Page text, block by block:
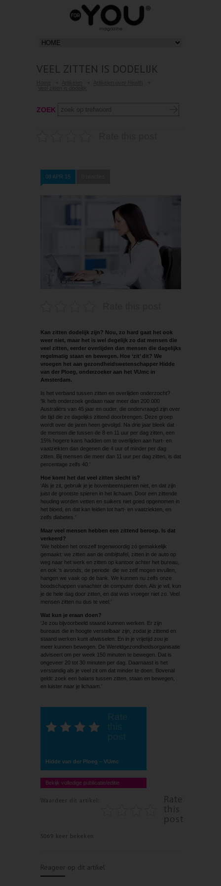
VEEL ZITTEN IS DODELIJK
ZOEK
08 APR 15
Kan zitten dodelijk zijn? Nou, zo hard gaat het ook
weer niet, maar het is wel degelijk zo dat mensen die
veel zitten, eerder overlijden dan mensen die dagelijks
regelmatig staan en bewegen. Hoe ‘zit’ dit? We
vroegen het aan gezondheidswetenschapper Hidde
van der Ploeg, onderzoeker aan het VUmc in
Amsterdam.
Is het verband tussen zitten en overlijden onderzocht?
‘Ik heb onderzoek gedaan naar meer dan 200.000
Australiërs van 45 jaar en ouder, die ondervraagd zijn over
de tijd die ze dagelijks zittend doorbrengen. Deze groep
wordt over de jaren heen gevolgd. Na drie jaar bleek dat
de mensen die tussen de 8 en 11 uur per dag zitten, een
15% hogere kans hadden om te overlijden aan hart- en
vaatziekten dan degenen die 4 uur of minder per dag
zitten. Bij mensen die meer dan 11 uur per dag zitten, is dat
percentage zelfs 40.’
Hoe komt het dat veel zitten slecht is?
‘Als je zit, gebruik je je bovenbeenspieren niet, en dat zijn
juist de grootste spieren in het lichaam. Door een zittende
houding worden vetten en suikers niet goed opgenomen in
het bloed, en dat kan leiden tot hart- en vaatziekten, en
zelfs diabetes.’
Maar veel mensen hebben een zittend beroep. Is dat
verkeerd?
‘We hebben het onszelf tegenwoordig zó gemakkelijk
gemaakt: we zitten aan de ontbijttafel, zitten in de auto op
weg naar het werk en zitten op kantoor achter het bureau,
en ook ‘s avonds, de periode die we zelf mogen invullen,
hangen we vaak op de bank. We kunnen nu zelfs onze
boodschappen vanachter de computer doen. Als je wil, kun
je de hele dag door zitten, en dat was vroeger niet zo. Veel
mensen zitten nu dus te veel.’
Wat kun je eraan doen?
‘Je zou bijvoorbeeld staand kunnen werken. Er zijn
bureaus die in hoogte verstelbaar zijn, zodat je zittend en
staand werken kunt afwisselen. En in je vrijetijd zou je
meer kunnen bewegen. De Wereldgezondheidsorganisatie
adviseert om per week 150 minuten te bewegen. Dat is
ongeveer 20 tot 30 minuten per dag. Daarnaast is het
verstandig als je veel zit om dat minder te doen. Bovenal
geldt: zoek een balans tussen zitten, staan en bewegen,
en luister naar je lichaam.’
Rate
this
post
Hidde van der Ploeg – VUmc
Bekijk volledige publicatie/editie
Waardeer dit artikel:
Rate
this
post
5069 keer bekeken
Reageer op dit artikel